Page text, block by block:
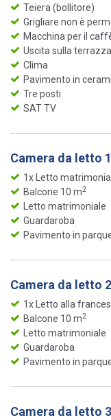
Teiera (bollitore)
Grigliare non è
Macchina per il
Uscita sulla terrazza
Clima
Pavimento in
Tre posti
SAT TV
Camera da letto 1
1x Letto
Balcone 10 m2
Letto matrimoniale
Guardaroba
Pavimento in
Camera da letto 2
1x Letto alla
Balcone 10 m2
Letto matrimoniale
Guardaroba
Pavimento in
Camera da letto 3